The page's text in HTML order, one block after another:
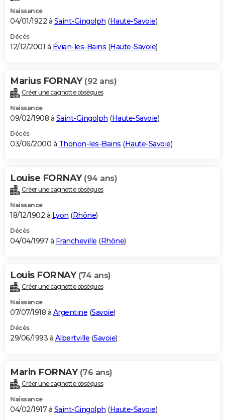
Naissance
04/01/1922 à Saint-Gingolph (Haute-Savoie)
Décès
12/12/2001 à Évian-les-Bains (Haute-Savoie)
Marius FORNAY (92 ans)
Créer une cagnotte obsèques
Naissance
09/02/1908 à Saint-Gingolph (Haute-Savoie)
Décès
03/06/2000 à Thonon-les-Bains (Haute-Savoie)
Louise FORNAY (94 ans)
Créer une cagnotte obsèques
Naissance
18/12/1902 à Lyon (Rhône)
Décès
04/04/1997 à Francheville (Rhône)
Louis FORNAY (74 ans)
Créer une cagnotte obsèques
Naissance
07/07/1918 à Argentine (Savoie)
Décès
29/06/1993 à Albertville (Savoie)
Marin FORNAY (76 ans)
Créer une cagnotte obsèques
Naissance
04/02/1917 à Saint-Gingolph (Haute-Savoie)